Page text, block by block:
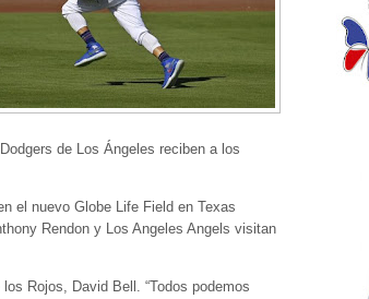
de Los Ángeles reciben a los
el nuevo Globe Life Field en Texas
Rendon y Los Angeles Angels visitan
Rojos, David Bell. “Todos podemos